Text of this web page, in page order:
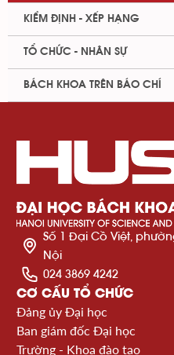
KIỂM ĐỊNH - XẾP HẠNG
TỔ CHỨC - NHÂN SỰ
BÁCH KHOA TRÊN BÁO CHÍ
Số 1 Đại Cồ Việt,
Nội
024 3869 4242
CƠ CẤU TỔ CHỨC
Đảng ủy Đại học
Ban giám đốc Đại học
Trường - Khoa đào tạo